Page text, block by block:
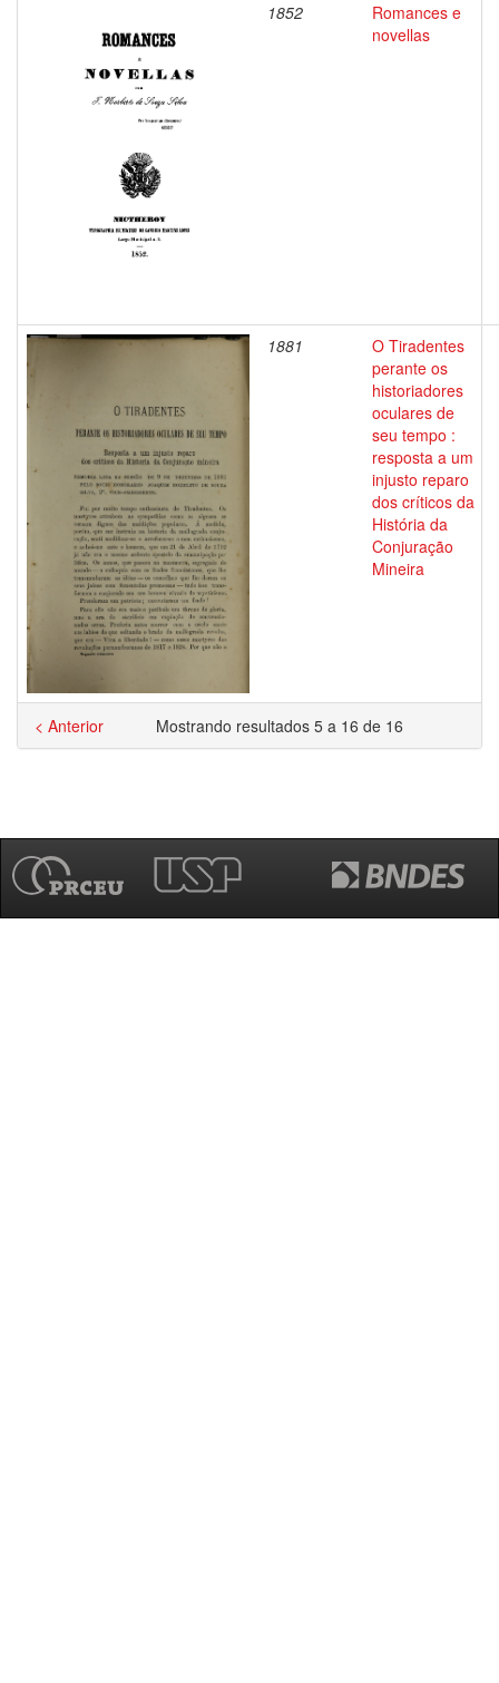
1852
Romances e
novellas
1881
O Tiradentes
perante os
historiadores
oculares de
seu tempo :
resposta a um
injusto reparo
dos críticos da
História da
Conjuração
Mineira
Mostrando resultados 5 a 16 de 16
< Anterior